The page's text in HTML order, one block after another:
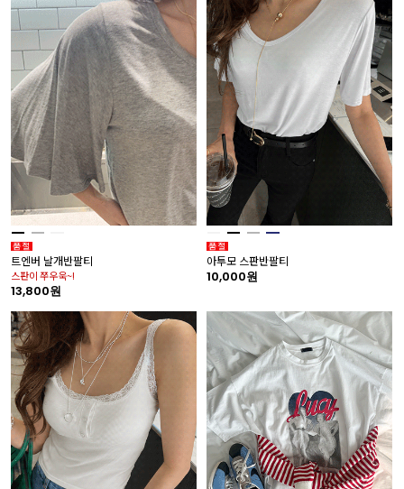
트엔버 날개반팔티
스판이 쭈우욱~!
13,800원
아투모 스판반팔티
10,000원